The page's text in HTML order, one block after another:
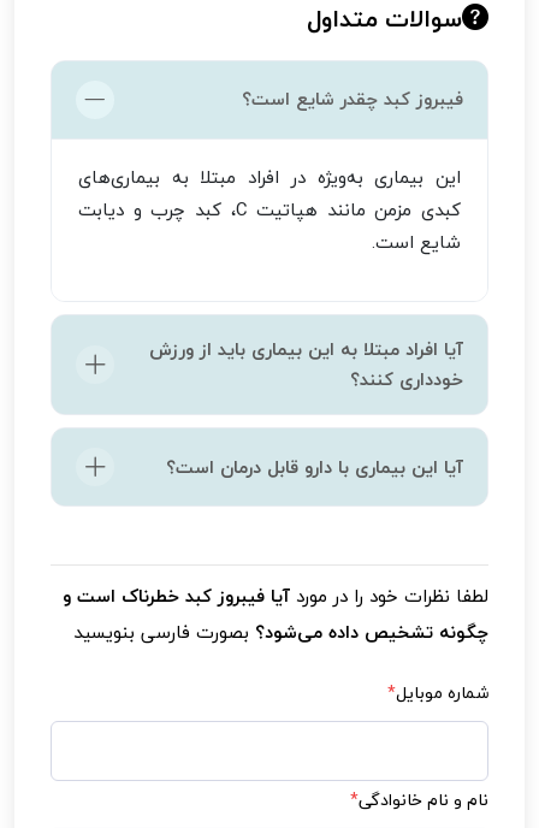
سوالات متداول
فیبروز کبد چقدر شایع است؟
این بیماری به‌ویژه در افراد مبتلا به بیماری‌های
کبدی مزمن مانند هپاتیت C، کبد چرب و دیابت
شایع است.
آیا افراد مبتلا به این بیماری باید از ورزش
خودداری کنند؟
خیر ورزش مناسب و منظم می‌تواند به بهبود
وضعیت کلی کمک کند. اما در صورت داشتن
آیا این بیماری با دارو قابل درمان است؟
مراحل پیشرفته‌تر ممکن است نیاز به پیوند کبد
باشد.
لطفا نظرات خود را در مورد آیا فیبروز کبد خطرناک است و
چگونه تشخیص داده می‌شود؟ بصورت فارسی بنویسید
شماره موبایل*
نام و نام خانوادگی*